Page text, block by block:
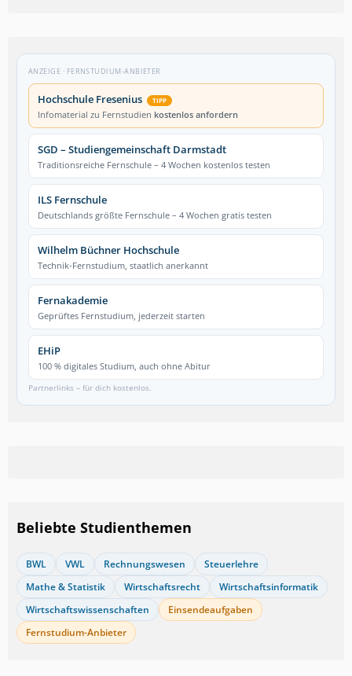
ANZEIGE · FERNSTUDIUM-ANBIETER
Hochschule Fresenius TIPP
Infomaterial zu Fernstudien kostenlos anfordern
SGD – Studiengemeinschaft Darmstadt
Traditionsreiche Fernschule – 4 Wochen kostenlos testen
ILS Fernschule
Deutschlands größte Fernschule – 4 Wochen gratis testen
Wilhelm Büchner Hochschule
Technik-Fernstudium, staatlich anerkannt
Fernakademie
Geprüftes Fernstudium, jederzeit starten
EHiP
100 % digitales Studium, auch ohne Abitur
Partnerlinks – für dich kostenlos.
Beliebte Studienthemen
BWL VWL Rechnungswesen
Steuerlehre
Mathe & Statistik
Wirtschaftsrecht
Wirtschaftsinformatik
Wirtschaftswissenschaften
Einsendeaufgaben
Fernstudium-Anbieter